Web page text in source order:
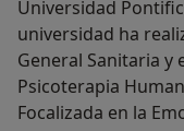
Universidad
universidad ha
General Sanitaria y
Psicoterapia
Focalizada en la